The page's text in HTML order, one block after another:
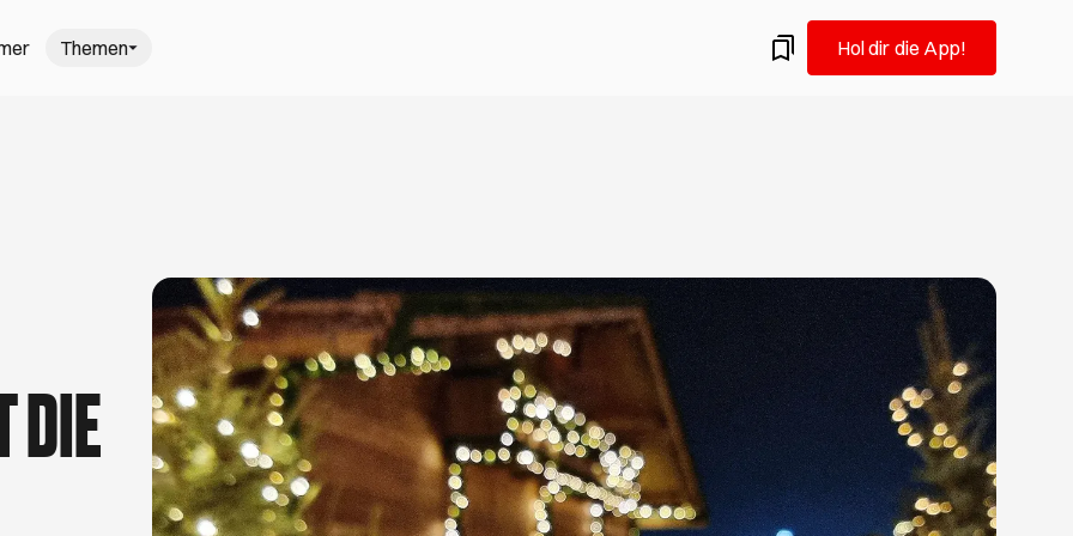
Themen
schönsten Sommer in Hamburg
am Elbstrand barfußlaufen, Open-Air-Kino
dem Kanu zu geheimen Villen gleiten. Ob
ein Picknick unter Apfelbäumen oder der
– hier findest du besondere
gehen in Hamburg
sind draußen, es wird wärmer und du
5 Gastro-Neueröffnungen, die du im August testen solltest
Du liebst Hamburgs Gastro-Szene und probierst gern Neues aus?
Dann bist du hier goldrichtig! Wir verraten dir, welche Restaurants,
Cafés und Bars in Hamburg frisch eröffnet haben und deine
Aufmerksamkeit verdienen.
Ausstellungen in Hamburg: Was du im August nicht verpassen
darfst
Hol dir die App!
DIE